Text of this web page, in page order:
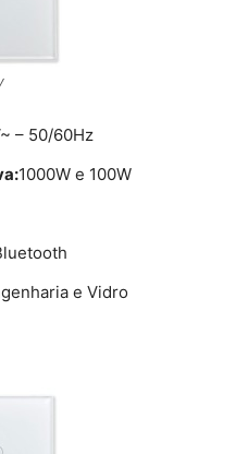
– 50/60Hz
1000W e 100W
e Vidro